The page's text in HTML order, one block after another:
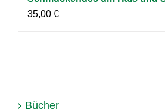
35,00 €
Bücher